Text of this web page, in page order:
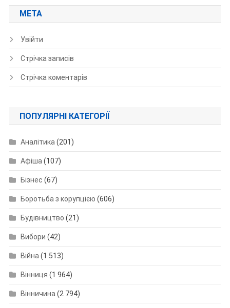
МЕТА
Увійти
Стрічка записів
Стрічка коментарів
ПОПУЛЯРНІ КАТЕГОРІЇ
Аналітика(201)
Афіша(107)
Бізнес (67)
Боротьба з корупцією (606)
Будівництво (21)
Вибори (42)
Війна(1 513)
Вінниця (1 964)
Вінничина(2 794)